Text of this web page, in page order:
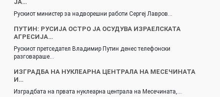
ЈА…
Рускиот министер за надворешни работи Сергеј Лавров…
ПУТИН: РУСИЈА ОСТРО ЈА ОСУДУВА ИЗРАЕЛСКАТА
АГРЕСИЈА…
Рускиот претседател Владимир Путин денес телефонски
разговараше…
ИЗГРАДБА НА НУКЛЕАРНА ЦЕНТРАЛА НА МЕСЕЧИНАТА
И…
Изградбата на првата нуклеарна централа на Месечината,…